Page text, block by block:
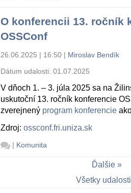
O konferencii 13. ročník
OSSConf
26.06.2025 | 16:50 | Miroslav Bendík
Dátum udalosti:01.07.2025
V dňoch 1. – 3. júla 2025 sa na
uskutoční 13. ročník konferencie
zverejnený program konferencie
Zdroj:ossconf.fri.uniza.sk
| Komunita
Ďalšie
Všetky udalosti